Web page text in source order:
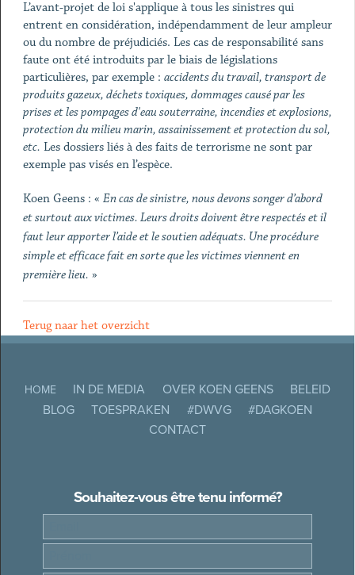
L’avant-projet de loi s'applique à tous les sinistres qui
entrent en considération, indépendamment de leur ampleur
ou du nombre de préjudiciés. Les cas de responsabilité sans
faute ont été introduits par le biais de législations
particulières, par exemple : accidents du travail, transport de
produits gazeux, déchets toxiques, dommages causé par les
prises et les pompages d'eau souterraine, incendies et explosions,
protection du milieu marin, assainissement et protection du sol,
etc. Les dossiers liés à des faits de terrorisme ne sont par
exemple pas visés en l’espèce.
Koen Geens : « En cas de sinistre, nous devonssonger d’abord
et surtout aux victimes. Leurs droits doivent être respectés et il
faut leur apporter l’aide et le soutien adéquats. Une procédure
simple et efficace fait en sorte que les victimes viennent en
première lieu. »
Terug naar het overzicht
HOME IN DE MEDIA OVER KOEN GEENS
BELEID
BLOG
TOESPRAKEN #DWVG
#DAGKOEN
CONTACT
Souhaitez-vous être tenu informé?